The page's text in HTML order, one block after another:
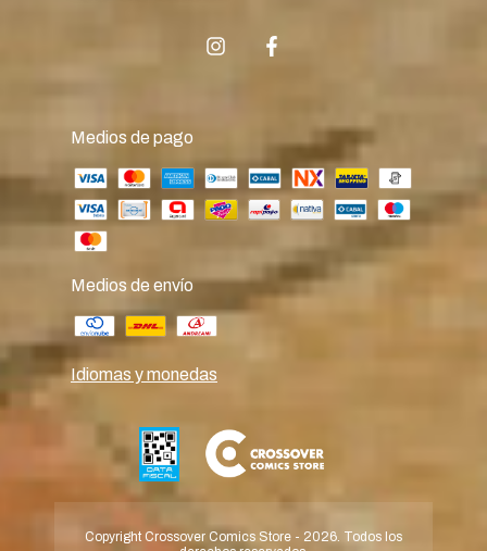
Medios de pago
Medios de envío
Idiomas y monedas
Copyright Crossover Comics Store - 2026. Todos los